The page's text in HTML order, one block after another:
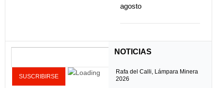
agosto
NOTICIAS
Rafa del Calli, Lámpara Minera
2026